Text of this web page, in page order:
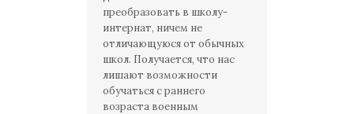
преобразовать в школу-
интернат, ничем не
отличающуюся от обычных
школ. Получается, что нас
лишают возможности
обучаться с раннего
возраста военным